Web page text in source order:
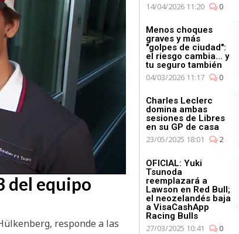
del equipo
responde a las
14/04/2026 11:20
0
Menos choques
graves y más
"golpes de ciudad":
el riesgo cambia... y
tu seguro también
04/03/2026 11:17
0
Charles Leclerc
domina ambas
sesiones de Libres
en su GP de casa
23/05/2025 18:01
2
OFICIAL: Yuki
Tsunoda
reemplazará a
Lawson en Red Bull;
el neozelandés baja
a VisaCashApp
Racing Bulls
27/03/2025 10:41
0